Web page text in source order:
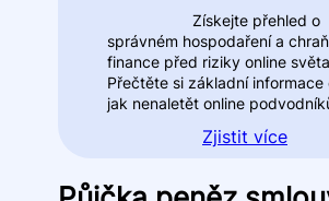
Získejte přehled o
správném hospodaření a
finance před riziky online
Přečtěte si základní informace
jak nenaletět online
Zjistit více